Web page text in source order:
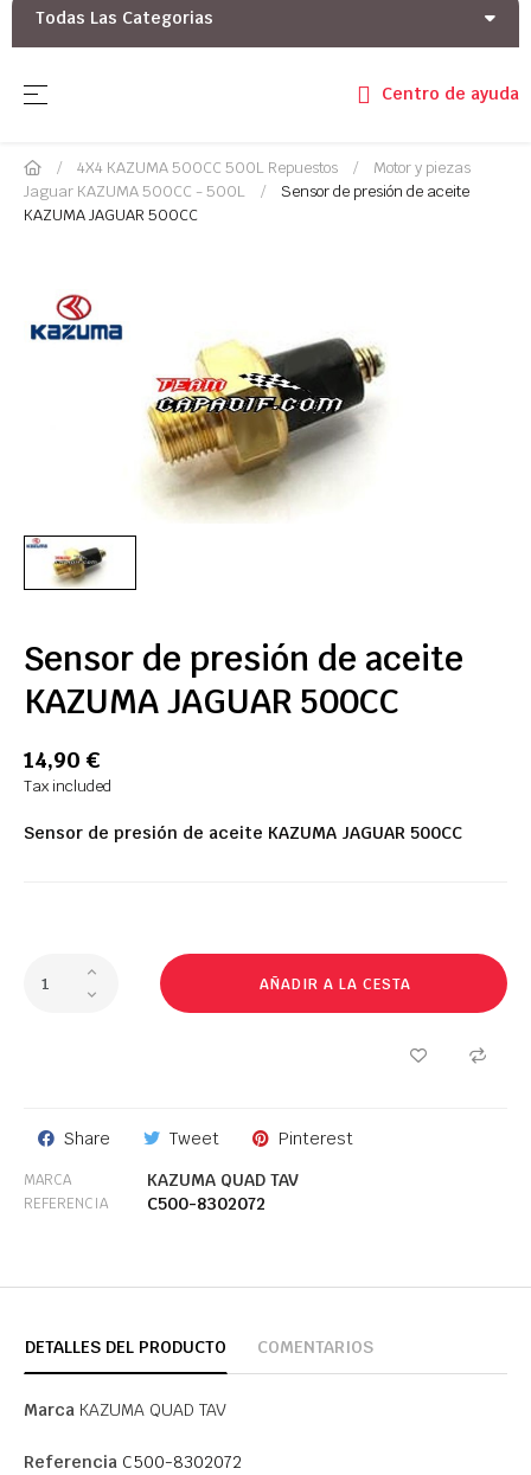
Todas Las Categorias
Navegación de palanca
☰ Centro de ayuda
4X4 KAZUMA 500CC 500L Repuestos
Motor y piezas
Jaguar KAZUMA 500CC - 500L
Sensor de presión de aceite
KAZUMA JAGUAR 500CC
Sensor de presión de aceite
KAZUMA JAGUAR 500CC
14,90 €
Tax included
Sensor de presión de aceite KAZUMA JAGUAR 500CC
AÑADIR A LA CESTA
Share Tweet Pinterest
MARCA KAZUMA QUAD TAV
REFERENCIA C500-8302072
DETALLES DEL PRODUCTO COMENTARIOS
Marca KAZUMA QUAD TAV
Referencia C500-8302072